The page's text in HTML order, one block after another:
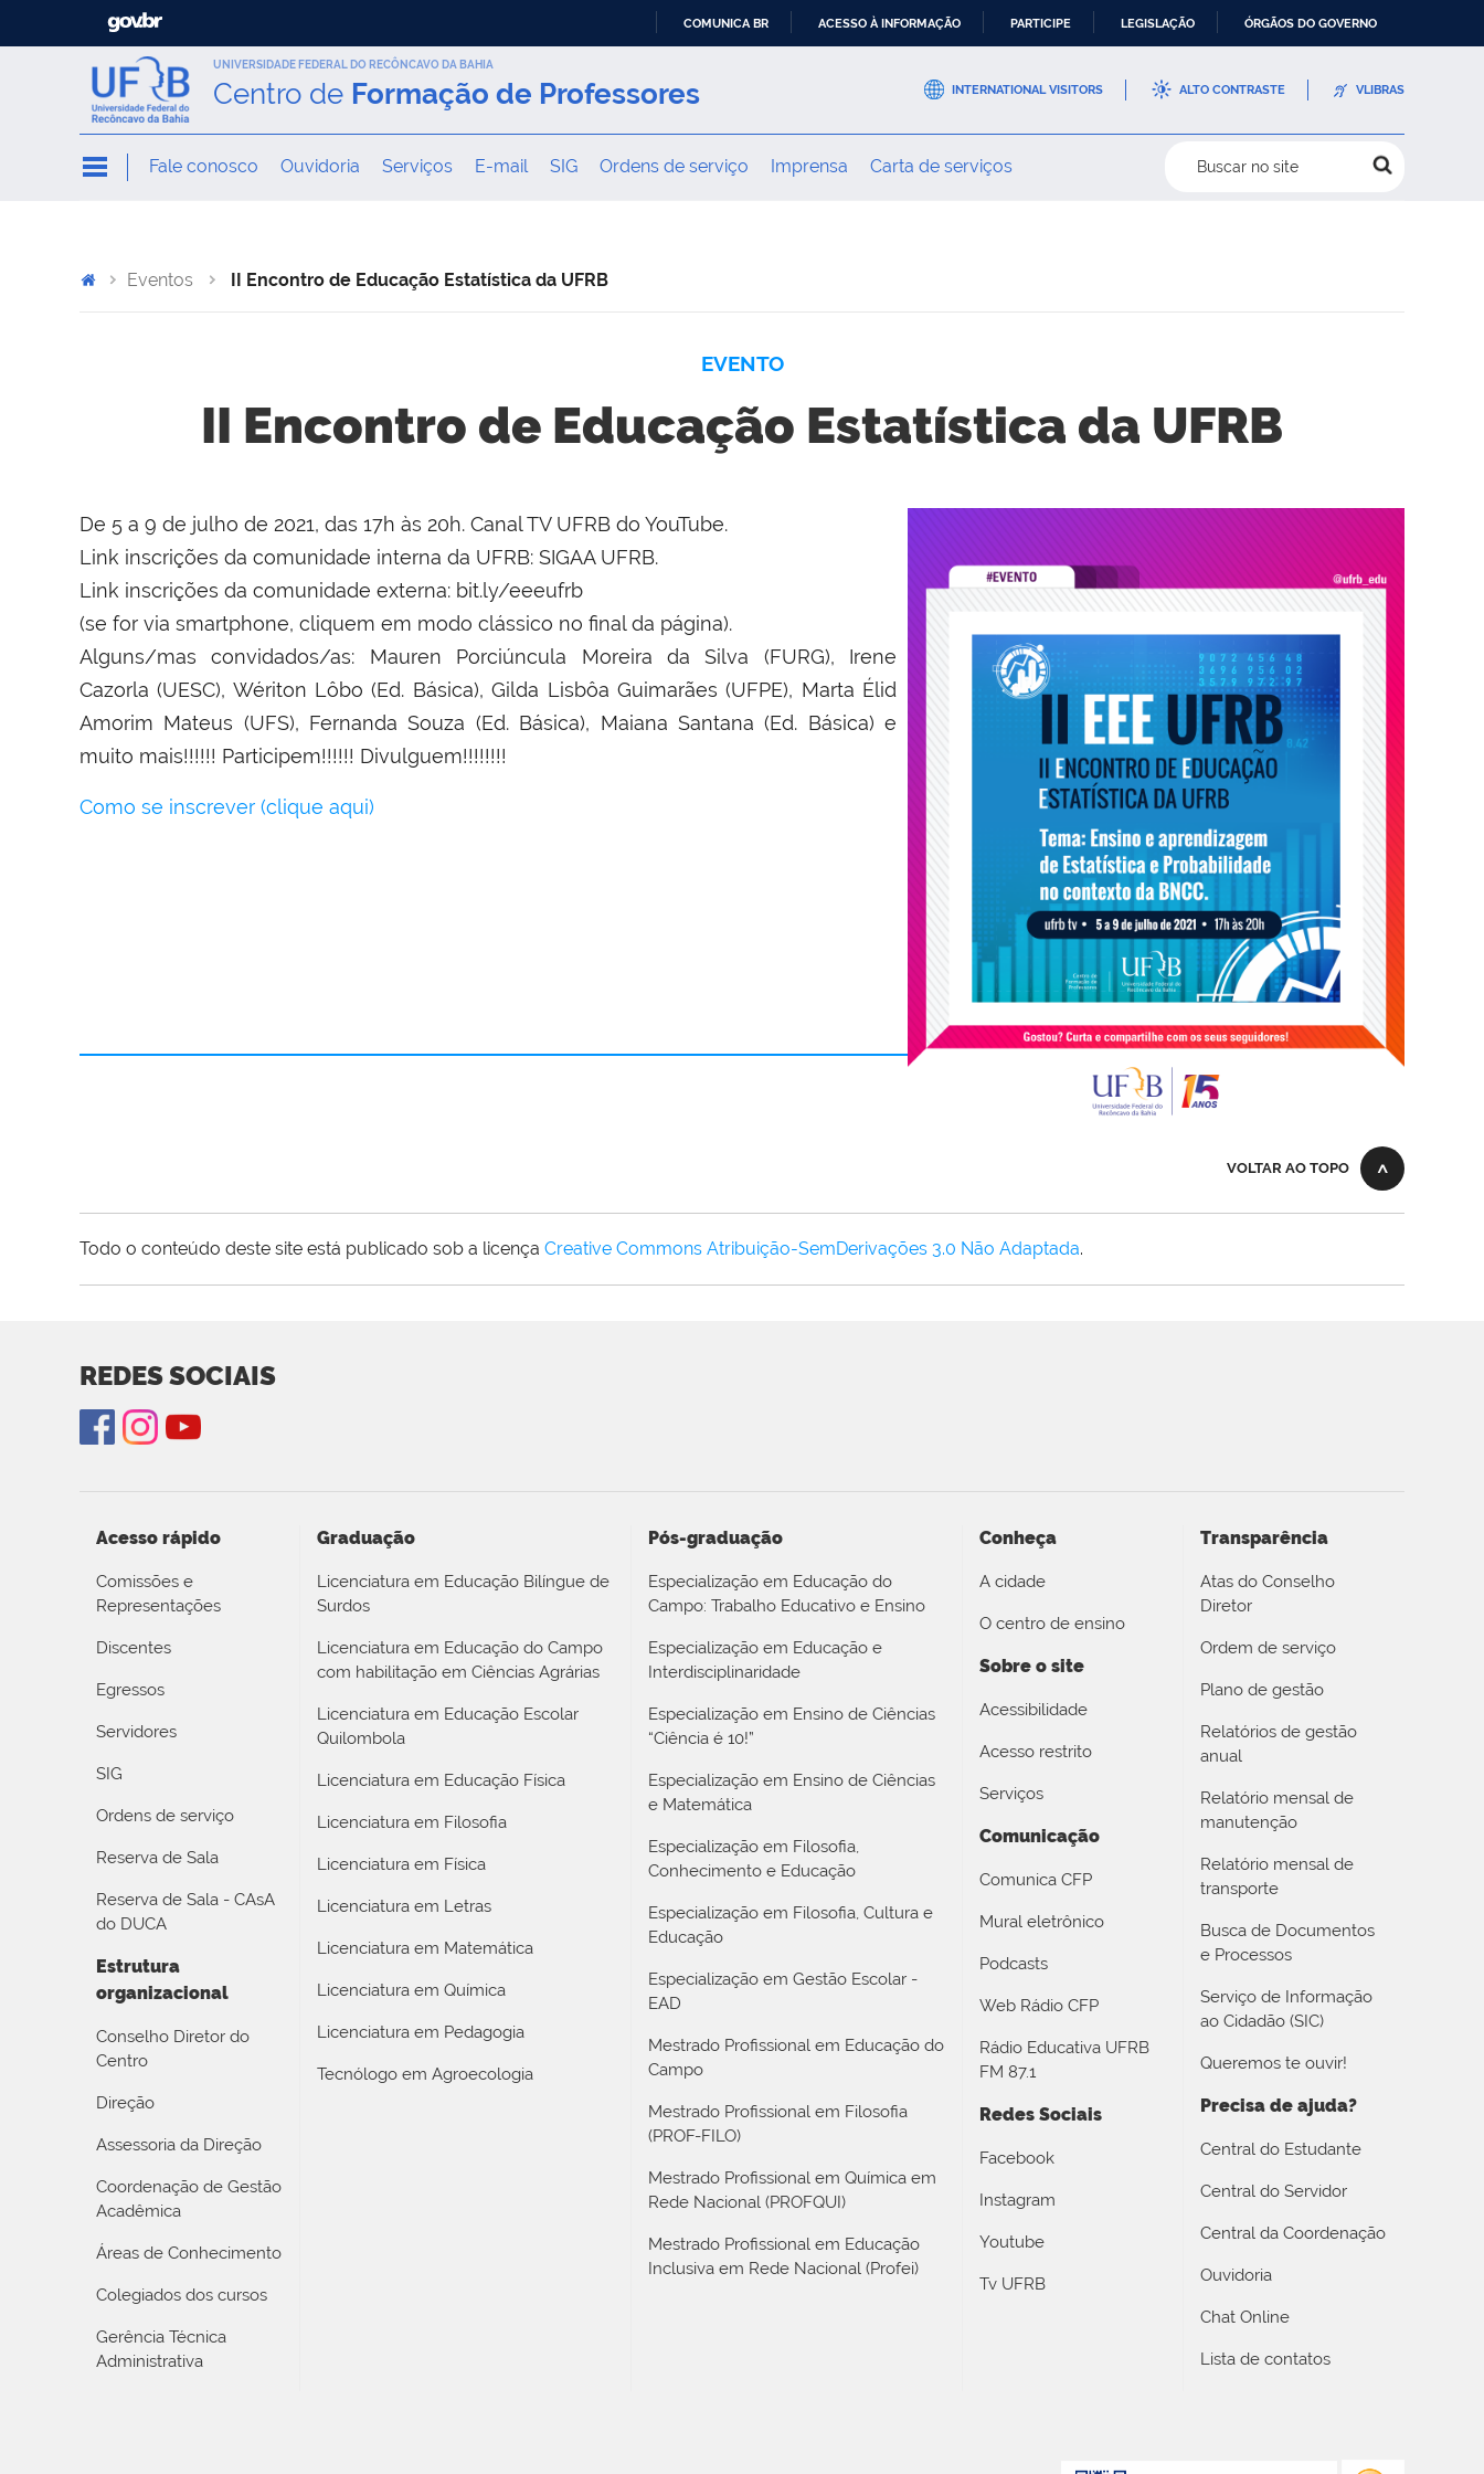
CONTEÚDO
COMUNICA BR ACESSO À INFORMAÇÃO PARTICIPE LEGISLAÇÃO ÓRGÃOS DO GOVERNO
UNIVERSIDADE FEDERAL DO RECÔNCAVO DA BAHIA
Centro de Formação de Professores INTERNATIONAL VISITORS ALTO CONTRASTE VLIBRAS
Fale conosco Ouvidoria Serviços E-mail SIG Ordens de serviço Imprensa Carta de serviços Buscar no site
Eventos II Encontro de Educação Estatística da UFRB
EVENTO
II Encontro de Educação Estatística da UFRB
De 5 a 9 de julho de 2021, das 17h às 20h. Canal TV UFRB do YouTube.
Link inscrições da comunidade interna da UFRB: SIGAA UFRB.
Link inscrições da comunidade externa: bit.ly/eeeufrb
(se for via smartphone, cliquem em modo clássico no final da página).
Alguns/mas convidados/as: Mauren Porciúncula Moreira da Silva (FURG), Irene
Cazorla (UESC), Wériton Lôbo (Ed. Básica), Gilda Lisbôa Guimarães (UFPE), Marta Élid
Amorim Mateus (UFS), Fernanda Souza (Ed. Básica), Maiana Santana (Ed. Básica) e
muito mais!!!!!! Participem!!!!!! Divulguem!!!!!!!!
Como se inscrever (clique aqui)
VOLTAR AO TOPO
Todo o conteúdo deste site está publicado sob a licença Creative Commons Atribuição-SemDerivações 3.0 Não Adaptada.
REDES SOCIAIS
Acesso rápido
Comissões e
Representações
Discentes
Egressos
Servidores
SIG
Ordens de serviço
Reserva de Sala
Reserva de Sala - CAsA
do DUCA
Estrutura
organizacional
Conselho Diretor do
Centro
Direção
Assessoria da Direção
Coordenação de Gestão
Acadêmica
Áreas de Conhecimento
Colegiados dos cursos
Gerência Técnica
Administrativa
Graduação
Licenciatura em Educação Bilíngue de
Surdos
Licenciatura em Educação do Campo
com habilitação em Ciências Agrárias
Licenciatura em Educação Escolar
Quilombola
Licenciatura em Educação Física
Licenciatura em Filosofia
Licenciatura em Física
Licenciatura em Letras
Licenciatura em Matemática
Licenciatura em Química
Licenciatura em Pedagogia
Tecnólogo em Agroecologia
Pós-graduação
Especialização em Educação do
Campo: Trabalho Educativo e Ensino
Especialização em Educação e
Interdisciplinaridade
Especialização em Ensino de Ciências
“Ciência é 10!”
Especialização em Ensino de Ciências
e Matemática
Especialização em Filosofia,
Conhecimento e Educação
Especialização em Filosofia, Cultura e
Educação
Especialização em Gestão Escolar -
EAD
Mestrado Profissional em Educação do
Campo
Mestrado Profissional em Filosofia
(PROF-FILO)
Mestrado Profissional em Química em
Rede Nacional (PROFQUI)
Mestrado Profissional em Educação
Inclusiva em Rede Nacional (Profei)
Conheça
A cidade
O centro de ensino
Sobre o site
Acessibilidade
Acesso restrito
Serviços
Comunicação
Comunica CFP
Mural eletrônico
Podcasts
Web Rádio CFP
Rádio Educativa UFRB
FM 87.1
Redes Sociais
Facebook
Instagram
Youtube
Tv UFRB
Transparência
Atas do Conselho
Diretor
Ordem de serviço
Plano de gestão
Relatórios de gestão
anual
Relatório mensal de
manutenção
Relatório mensal de
transporte
Busca de Documentos
e Processos
Serviço de Informação
ao Cidadão (SIC)
Queremos te ouvir!
Precisa de ajuda?
Central do Estudante
Central do Servidor
Central da Coordenação
Ouvidoria
Chat Online
Lista de contatos